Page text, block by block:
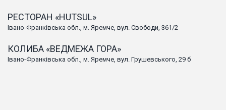
РЕСТОРАН «HUTSUL»
Івано-Франківська обл., м. Яремче, вул. Свободи, 361/2
КОЛИБА «ВЕДМЕЖА ГОРА»
Івано-Франківська обл., м. Яремче, вул. Грушевського, 29 б